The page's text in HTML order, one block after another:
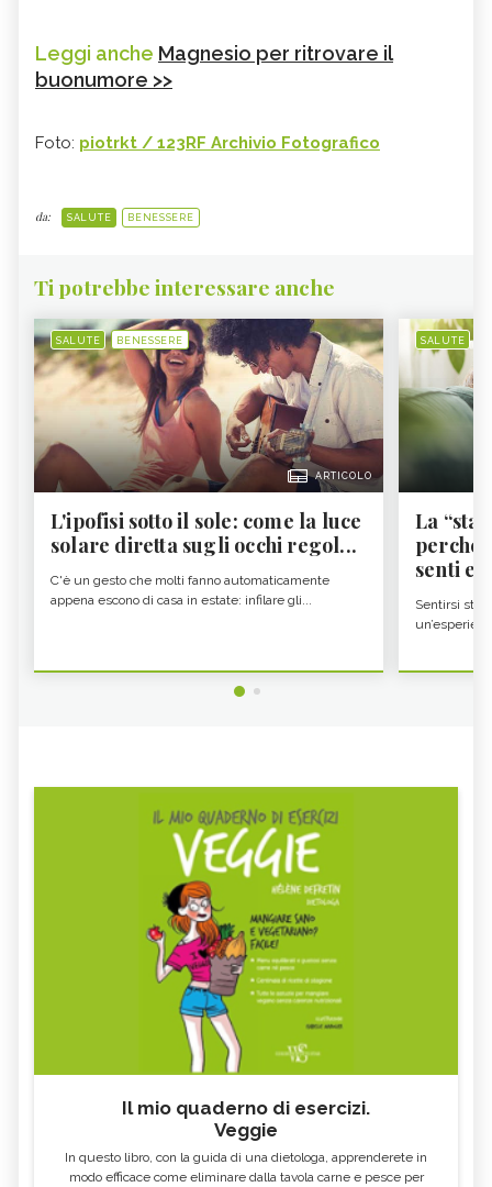
Leggi anche Magnesio per ritrovare il
buonumore >>
Foto: piotrkt / 123RF Archivio Fotografico
da: SALUTE BENESSERE
Ti potrebbe interessare anche
SALUTE BENESSERE
ARTICOLO
L'ipofisi sotto il sole: come la luce
solare diretta sugli occhi regol...
C'è un gesto che molti fanno automaticamente
appena escono di casa in estate: infilare gli...
SALUTE
La
perché
senti
Sentirsi
Il mio quaderno di esercizi.
Veggie
In questo libro, con la guida di una dietologa, apprenderete in
modo efficace come eliminare dalla tavola carne e pesce per